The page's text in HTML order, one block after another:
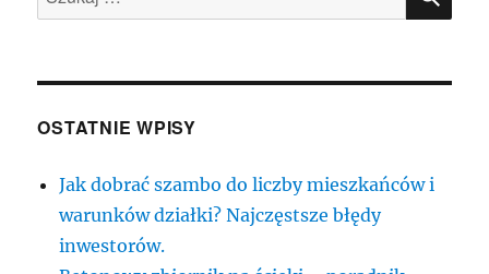
OSTATNIE WPISY
Jak dobrać szambo do liczby mieszkańców i
warunków działki? Najczęstsze błędy
inwestorów.